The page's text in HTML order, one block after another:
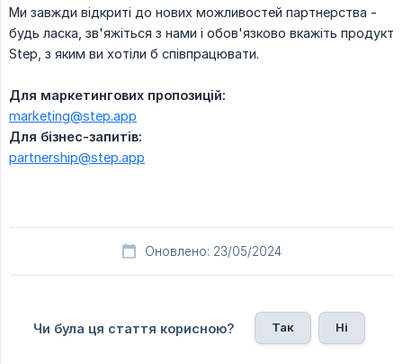
Ми завжди відкриті до нових можливостей партнерства -
будь ласка, зв'яжіться з нами і обов'язково вкажіть продукт
Step, з яким ви хотіли б співпрацювати.
Для маркетингових пропозицій:
marketing@step.app
Для бізнес-запитів:
partnership@step.app
Оновлено: 23/05/2024
Чи була ця стаття корисною? Так Ні